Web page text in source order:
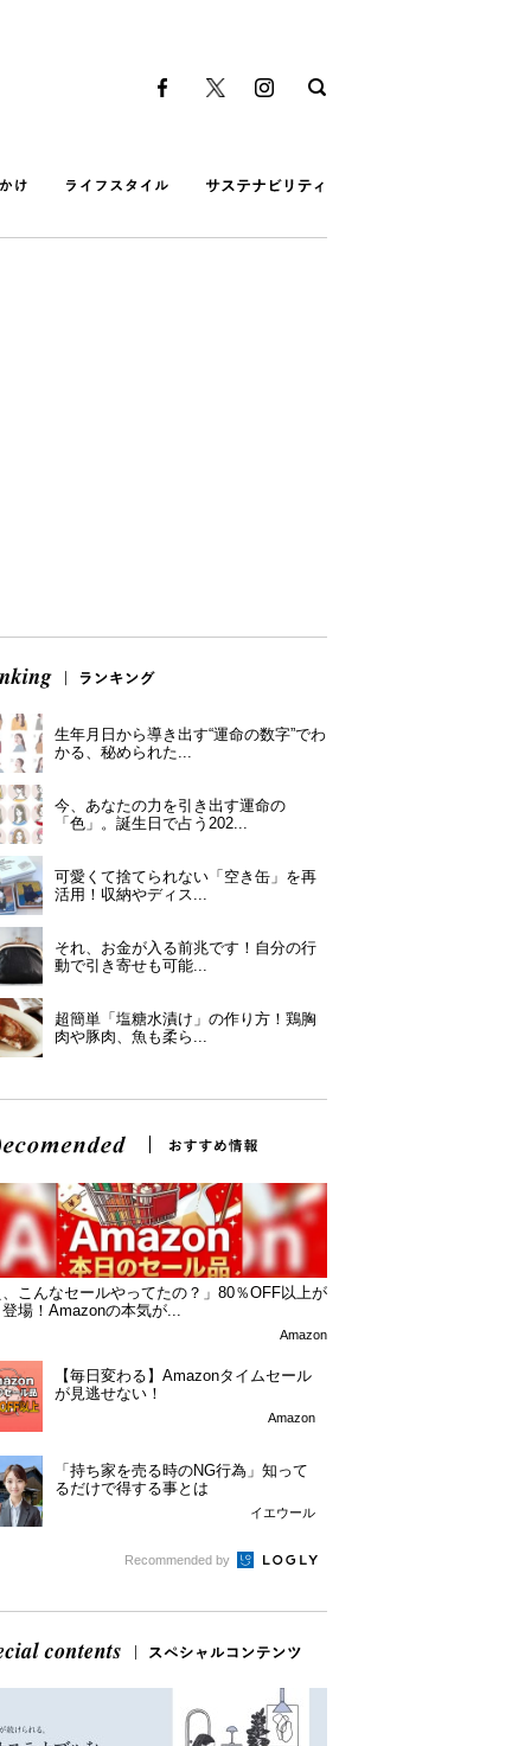
生年月日から導き出す“運命の数字”でわ
かる、秘められた...
今、あなたの力を引き出す運命の
「色」。誕生日で占う202...
可愛くて捨てられない「空き缶」を再
活用！収納やディス...
それ、お金が入る前兆です！自分の行
動で引き寄せも可能...
超簡単「塩糖水漬け」の作り方！鶏胸
肉や豚肉、魚も柔ら...
こんなセールやってたの？」80％OFF以上が
場！Amazonの本気が...
Amazon
【毎日変わる】Amazonタイムセール
が見逃せない！
Amazon
「持ち家を売る時のNG行為」知って
るだけで得する事とは
イエウール
Recommended by